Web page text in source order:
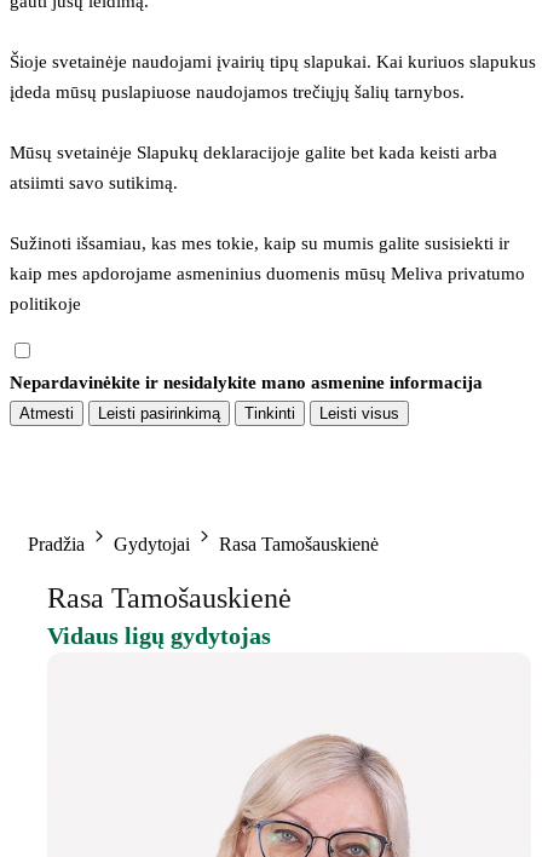
Šioje svetainėje naudojami įvairių tipų slapukai. Kai kuriuos slapukus
įdeda mūsų puslapiuose naudojamos trečiųjų šalių tarnybos.
Mūsų svetainėje Slapukų deklaracijoje galite bet kada keisti arba
atsiimti savo sutikimą.
Sužinoti išsamiau, kas mes tokie, kaip su mumis galite susisiekti ir
kaip mes apdorojame asmeninius duomenis mūsų Meliva privatumo
politikoje
Nepardavinėkite ir nesidalykite mano asmenine informacija
Atmesti Leisti pasirinkimą Tinkinti Leisti visus
Pradžia Gydytojai Rasa Tamošauskienė
Rasa Tamošauskienė
Vidaus ligų gydytojas